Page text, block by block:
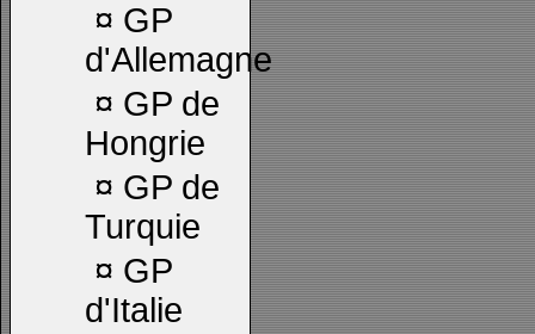
¤ GP
d'Allemagne
¤ GP de
Hongrie
¤ GP de
Turquie
¤ GP
d'Italie